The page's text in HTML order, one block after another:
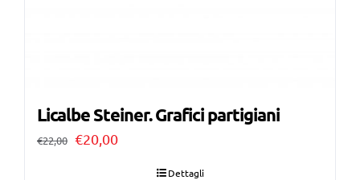
Licalbe Steiner. Grafici partigiani
€22,00 Il
€20,00Il
Dettagli